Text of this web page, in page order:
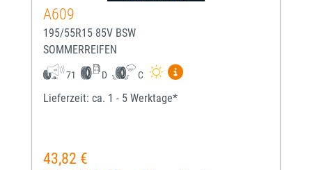
A609
195/55R15 85V BSW
SOMMERREIFEN
71 D C
Mehr Informationen zum
Lieferzeit: ca. 1 - 5 Werktage*
Regulärer Preis:
43,82 €